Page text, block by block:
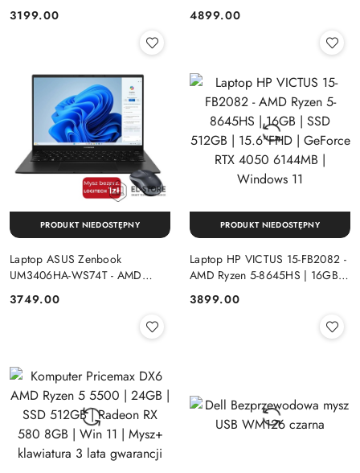
512GB Win 11 PRO
Cena:
3199.00
GeForce RTX 5050 8GB | Win
Cena:
4899.00
Laptop ASUS Zenbook
UM3406HA-WS74T - AMD
512GB | 14" OLED (1920x1200)
Cena:
3749.00
PRODUKT NIEDOSTĘPNY
Laptop HP VICTUS 15-FB2082 -
AMD Ryzen 5-8645HS | 16GB |
GeForce RTX 4050 6144MB |
Cena:
3899.00
PRODUKT NIEDOSTĘPNY